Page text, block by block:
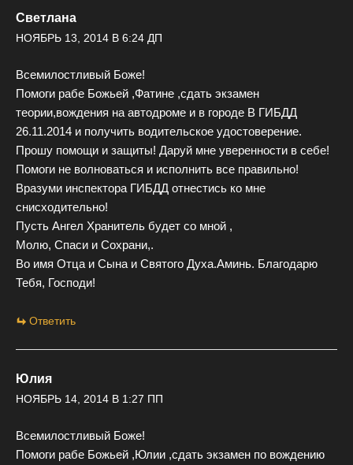
Светлана
НОЯБРЬ 13, 2014 В 6:24 ДП
Всемилостливый Боже!
Помоги рабе Божьей ,Фатине ,сдать экзамен
теории,вождения на автодроме и в городе В ГИБДД
26.11.2014 и получить водительское удостоверение.
Прошу помощи и защиты! Даруй мне уверенности в себе!
Помоги не волноваться и исполнить все правильно!
Вразуми инспектора ГИБДД отнестись ко мне
снисходительно!
Пусть Ангел Хранитель будет со мной ,
Молю, Спаси и Сохрани,.
Во имя Отца и Сына и Святого Духа.Аминь. Благодарю
Тебя, Господи!
Ответить
Юлия
НОЯБРЬ 14, 2014 В 1:27 ПП
Всемилостливый Боже!
Помоги рабе Божьей ,Юлии ,сдать экзамен по вождению